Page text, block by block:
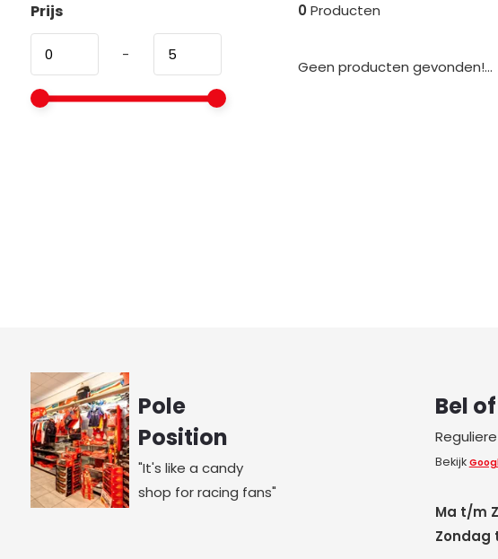
Prijs
-
0Producten
Geen producten gevonden!...
Pole
Position
"It's like a candy
shop for racing fans"
Bel
Bekijk
Ma t/m
Zondag